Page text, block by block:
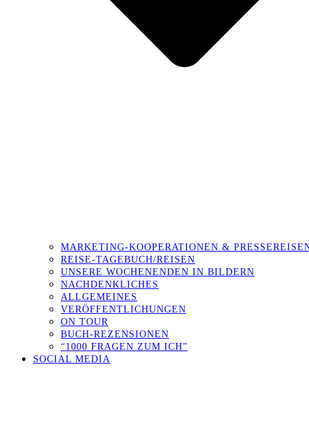
MARKETING-KOOPERATIONEN &
REISE-TAGEBUCH/REISEN
UNSERE WOCHENENDEN IN BILDERN
NACHDENKLICHES
ALLGEMEINES
VERÖFFENTLICHUNGEN
ON TOUR
BUCH-REZENSIONEN
“1000 FRAGEN ZUM ICH”
SOCIAL MEDIA